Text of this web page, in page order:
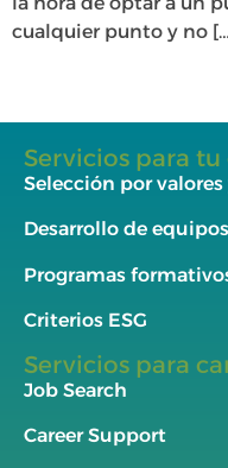
cualquier punto y no
Servicios para
Selección por
Desarrollo de
Programas
Criterios ESG
Servicios para
Job Search
Career Support